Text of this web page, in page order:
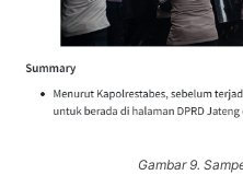
Gambar 9.